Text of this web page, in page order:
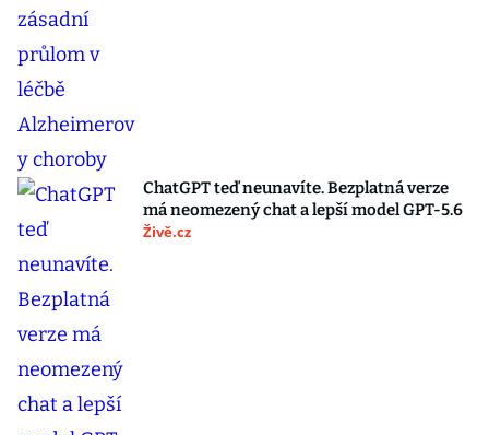
ChatGPT teď neunavíte. Bezplatná verze
má neomezený chat a lepší model GPT-5.6
Živě.cz